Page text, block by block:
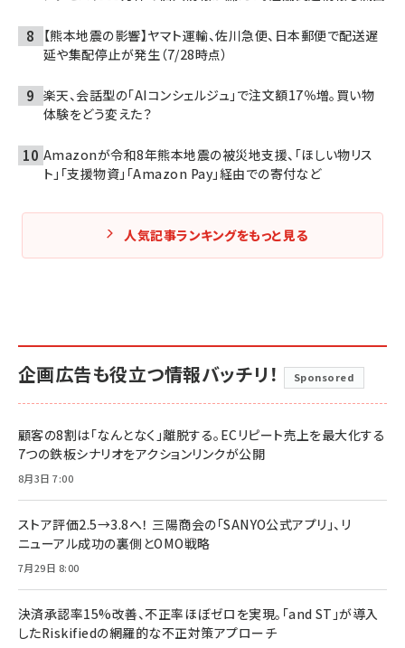
【熊本地震の影響】ヤマト運輸、佐川急便、日本郵便で配送遅
延や集配停止が発生（7/28時点）
楽天、会話型の「AIコンシェルジュ」で注文額17％増。買い物
体験をどう変えた？
Amazonが令和8年熊本地震の被災地支援、「ほしい物リス
ト」「支援物資」「Amazon Pay」経由での寄付など
人気記事ランキングをもっと見る
企画広告も役立つ情報バッチリ！ Sponsored
顧客の8割は「なんとなく」離脱する。ECリピート売上を最大化する
7つの鉄板シナリオをアクションリンクが公開
8月3日 7:00
ストア評価2.5→3.8へ！ 三陽商会の「SANYO公式アプリ」、リ
ニューアル成功の裏側とOMO戦略
7月29日 8:00
決済承認率15%改善、不正率ほぼゼロを実現。「and ST」が導入
したRiskifiedの網羅的な不正対策アプローチ